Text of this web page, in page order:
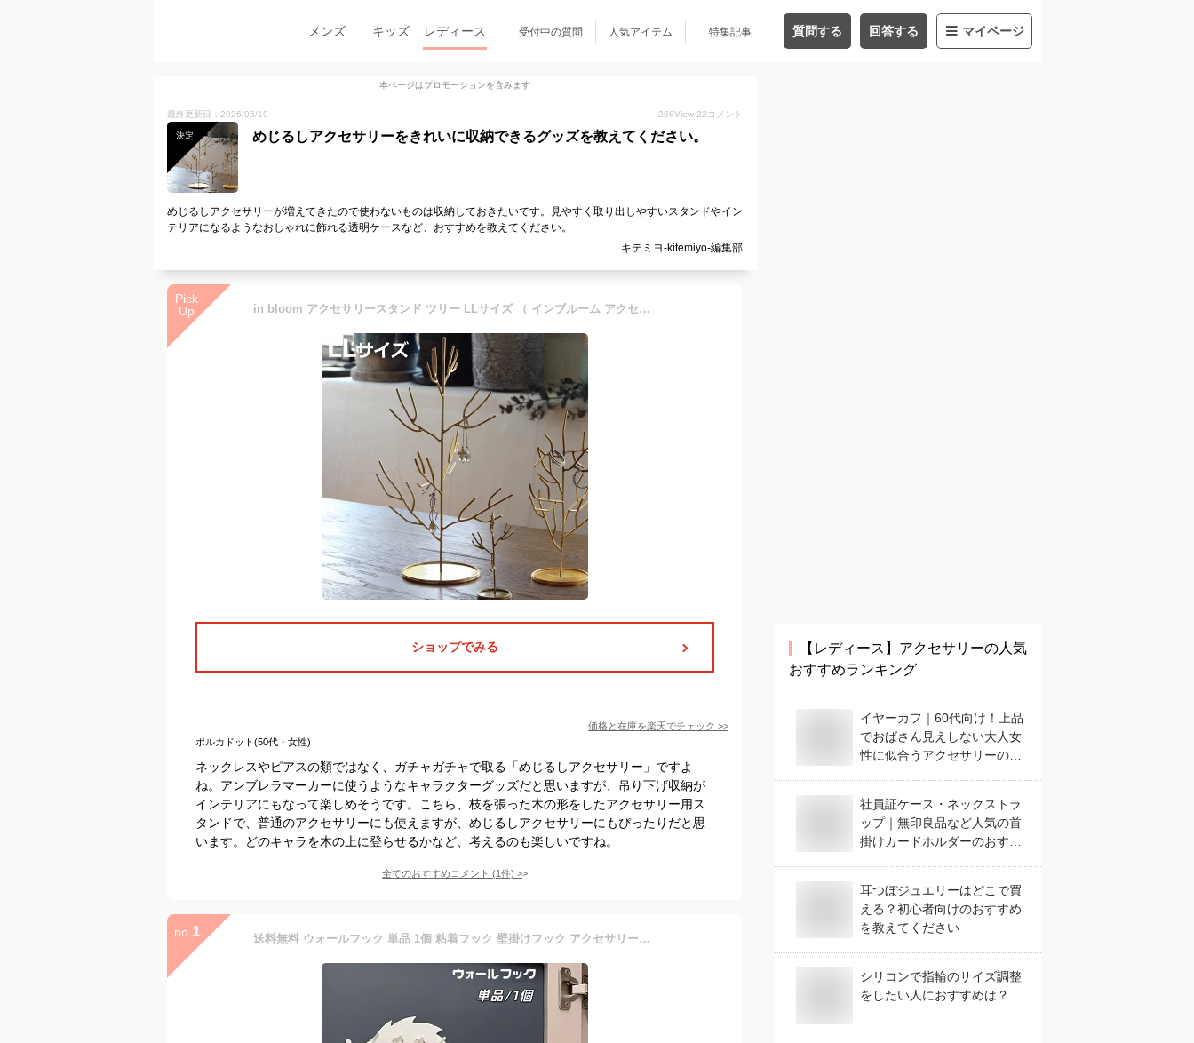
メンズ キッズ レディース 受付中の質問 人気アイテム 特集記事 質問する 回答する マイページ
本ページはプロモーションを含みます
最終更新日：2026/05/19 268View 22 コメント
決定 めじるしアクセサリーをきれいに収納できるグッズを教えてください。
めじるしアクセサリーが増えてきたので使わないものは収納しておきたいです。見やすく取り出しやすいスタンドやイン
テリアになるようなおしゃれに飾れる透明ケースなど、おすすめを教えてください。
キテミヨ-kitemiyo-編集部
Pick
Up
in bloom アクセサリースタンド ツリー LLサイズ （ インブルーム アクセサリー 収納 ディスプレイ 真鍮風 ネックレス チョーカー ブレスレット トレー ジュエリースタンド トレイ オブジェ リビング 玄関 ゴールド 吊るす 飾る ）【3980円以上送料無料】
ショップでみる
価格と在庫を楽天でチェック >>
ポルカドット(50代・女性)
ネックレスやピアスの類ではなく、ガチャガチャで取る「めじるしアクセサリー」ですよ
ね。アンブレラマーカーに使うようなキャラクターグッズだと思いますが、吊り下げ収納が
インテリアにもなって楽しめそうです。こちら、枝を張った木の形をしたアクセサリー用ス
タンドで、普通のアクセサリーにも使えますが、めじるしアクセサリーにもぴったりだと思
います。どのキャラを木の上に登らせるかなど、考えるのも楽しいですね。
全てのおすすめコメント (1件) >
no. 1 送料無料 ウォールフック 単品 1個 粘着フック 壁掛けフック アクセサリー収納 ハリネズミ型 穴あけ不要 取り付け簡単 引っ掛け キーフック 小物掛け 鍵掛け 壁面 省スペース 玄関 便利
【レディース】 アクセサリーの人気
おすすめランキング
イヤーカフ｜60代向け！上品
でおばさん見えしない大人女
性に似合うアクセサリーのお
社員証ケース・ネックストラ
ップ｜無印良品など人気の首
掛けカードホルダーのおすす
耳つぼジュエリーはどこで買
える？初心者向けのおすすめ
を教えてください
シリコンで指輪のサイズ調整
をしたい人におすすめは？